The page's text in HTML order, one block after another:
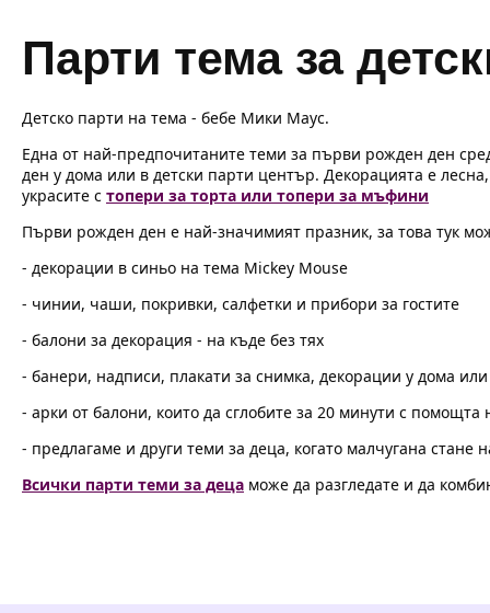
Парти тема за
Детско парти на тема - бебе Мики Маус.
Една от най-предпочитаните теми за първи рожден ден
ден у дома или в детски парти център. Декорацията е
украсите с топери за торта или топери за мъфини
Първи рожден ден е най-значимият празник, за това тук
- декорации в синьо на тема Mickey Mouse
- чинии, чаши, покривки, салфетки и прибори за гостите
- балони за декорация - на къде без тях
- банери, надписи, плакати за снимка, декорации у дома или
- арки от балони, които да сглобите за 20 минути с
- предлагаме и други теми за деца, когато малчугана стане
Всички парти теми за деца може да разгледате и да